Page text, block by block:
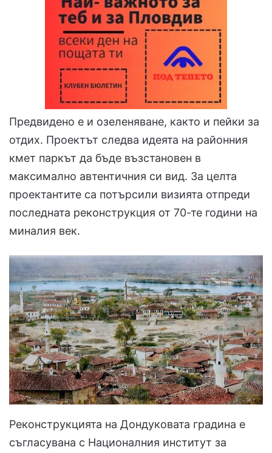
Предвидено е и озеленяване, както и пейки за
отдих. Проектът следва идеята на районния
кмет паркът да бъде възстановен в
максимално автентичния си вид. За целта
проектантите са потърсили визията отпреди
последната реконструкция от 70-те години на
миналия век.
Реконструкцията на Дондуковата градина е
съгласувана с Националния институт за